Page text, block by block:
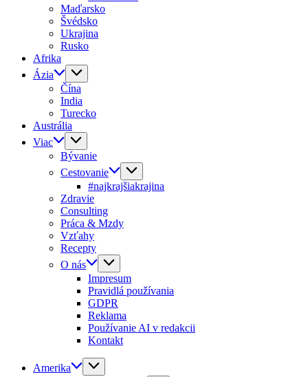
Maďarsko
Švédsko
Ukrajina
Rusko
Afrika
Ázia
Čína
India
Turecko
Austrália
Viac
Bývanie
Cestovanie
#najkrajšiakrajina
Zdravie
Consulting
Práca & Mzdy
Vzťahy
Recepty
O nás
Impresum
Pravidlá používania
GDPR
Reklama
Používanie AI v redakcii
Kontakt
Amerika